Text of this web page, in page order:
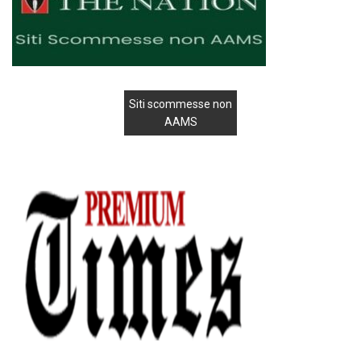
Siti scommesse non
AAMS